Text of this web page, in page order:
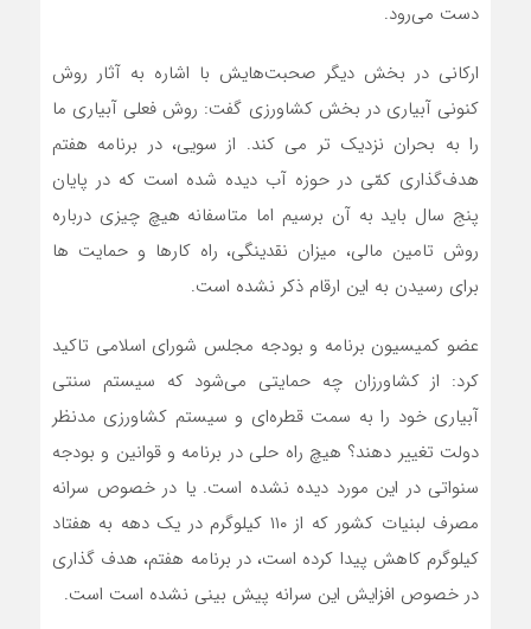
دست می‌رود.
ارکانی در بخش دیگر صحبت‌هایش با اشاره به آثار روش
کنونی آبیاری در بخش کشاورزی گفت: روش فعلی آبیاری ما
را به بحران نزدیک تر می کند. از سویی، در برنامه هفتم
هدف‌گذاری کمّی در حوزه آب دیده شده است که در پایان
پنج سال باید به آن برسیم اما متاسفانه هیچ چیزی درباره
روش تامین مالی، میزان نقدینگی، راه کارها و حمایت ها
برای رسیدن به این ارقام ذکر نشده است.
عضو کمیسیون برنامه و بودجه مجلس شورای اسلامی تاکید
کرد: از کشاورزان چه حمایتی می‌شود که سیستم سنتی
آبیاری خود را به سمت قطره‌ای و سیستم کشاورزی مدنظر
دولت تغییر دهند؟ هیچ راه حلی در برنامه و قوانین و بودجه
سنواتی در این مورد دیده نشده است. یا در خصوص سرانه
مصرف لبنیات کشور که از ۱۱۰ کیلوگرم در یک دهه به هفتاد
کیلوگرم کاهش پیدا کرده است، در برنامه هفتم، هدف گذاری
در خصوص افزایش این سرانه پیش بینی نشده است است.